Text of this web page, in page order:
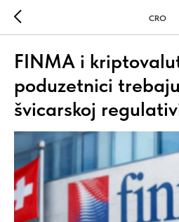
CRO
FINMA i
poduzetnici
švicarskoj